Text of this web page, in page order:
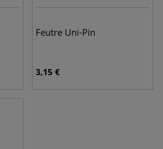
Feutre Uni-Pin
3,15 €